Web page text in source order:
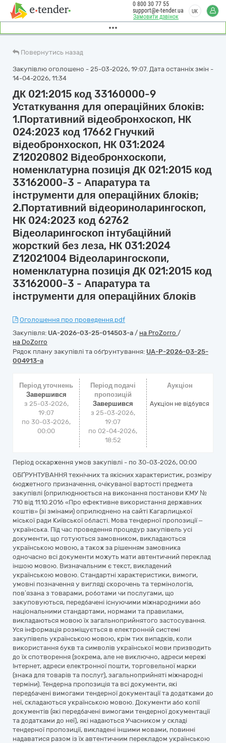
Замовити дзвінок
0 800 30 77 55
support@e-tender.ua
UK
Повернутись назад
Закупівлю оголошено - 25-03-2026, 19:07. Дата останніх змін -
14-04-2026, 11:34
ДК 021:2015 код 33160000-9
Устаткування для операційних блоків:
1.Портативний відеобронхоскоп, НК
024:2023 код 17662 Гнучкий
відеобронхоскоп, НК 031:2024
Z12020802 Відеобронхоскопи,
номенклатурна позиція ДК 021:2015 код
33162000-3 - Апаратура та
інструменти для операційних блоків;
2.Портативний відеориноларингоскоп,
НК 024:2023 код 62762
Відеоларингоскоп інтубаційний
жорсткий без леза, НК 031:2024
Z12021004 Відеоларингоскопи,
номенклатурна позиція ДК 021:2015 код
33162000-3 - Апаратура та
інструменти для операційних блоків
Оголошення про проведення.pdf
Закупівля: UA-2026-03-25-014503-a / на ProZorro /
на DoZorro
Рядок плану закупівлі та обґрунтування: UA-P-2026-03-25-
004913-a
Період уточнень
Завершився
з 25-03-2026,
19:07
по 30-03-2026,
00:00
Період подачі
пропозицій
Завершився
з 25-03-2026,
19:07
по 02-04-2026,
18:52
Аукціон
Аукціон не відбувся
Період оскарження умов закупівлі - по 30-03-2026, 00:00
ОБҐРУНТУВАННЯ технічних та якісних характеристик, розміру
бюджетного призначення, очікуваної вартості предмета
закупівлі (оприлюднюється на виконання постанови КМУ №
710 від 11.10.2016 «Про ефективне використання державних
коштів» (зі змінами) оприлюднено на сайті Кагарлицької
міської ради Київської області. Мова тендерної пропозиції –
українська. Під час проведення процедур закупівель усі
документи, що готуються замовником, викладаються
українською мовою, а також за рішенням замовника
одночасно всі документи можуть мати автентичний переклад
іншою мовою. Визначальним є текст, викладений
українською мовою. Стандартні характеристики, вимоги,
умовні позначення у вигляді скорочень та термінологія,
пов’язана з товарами, роботами чи послугами, що
закуповуються, передбачені існуючими міжнародними або
національними стандартами, нормами та правилами,
викладаються мовою їх загальноприйнятого застосування.
Уся інформація розміщується в електронній системі
закупівель українською мовою, крім тих випадків, коли
використання букв та символів української мови призводить
до їх спотворення (зокрема, але не виключно, адреси мережі
Інтернет, адреси електронної пошти, торговельної марки
(знака для товарів та послуг), загальноприйняті міжнародні
терміни). Тендерна пропозиція та всі документи, які
передбачені вимогами тендерної документації та додатками до
неї, складаються українською мовою. Документи або копії
документів (які передбачені вимогами тендерної документації
та додатками до неї), які надаються Учасником у складі
тендерної пропозиції, викладені іншими мовами, повинні
надаватися разом із їх автентичним перекладом українською